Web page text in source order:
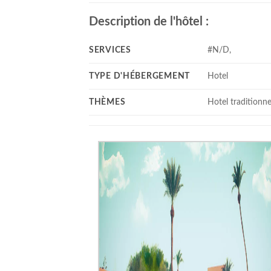
Description de l'hôtel :
SERVICES #N/D,
TYPE D'HÉBERGEMENT Hotel
THÈMES Hotel